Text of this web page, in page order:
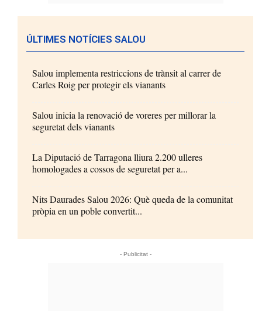
ÚLTIMES NOTÍCIES SALOU
Salou implementa restriccions de trànsit al carrer de
Carles Roig per protegir els vianants
Salou inicia la renovació de voreres per millorar la
seguretat dels vianants
La Diputació de Tarragona lliura 2.200 ulleres
homologades a cossos de seguretat per a...
Nits Daurades Salou 2026: Què queda de la comunitat
pròpia en un poble convertit...
- Publicitat -